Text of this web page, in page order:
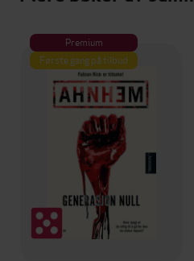
Premium
Første gang på tilbud